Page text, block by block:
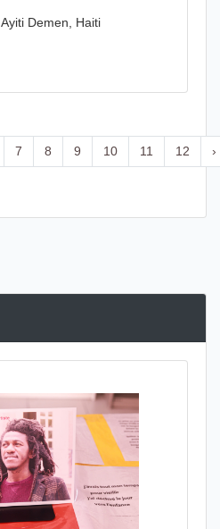
Ayiti Demen, Haiti
7 8 9 10 11 12 ›